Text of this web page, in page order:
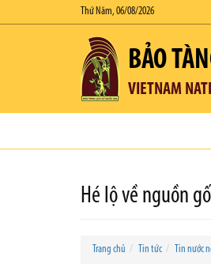
Thứ Năm, 06/08/2026
BẢO
VIETNAM
Hé lộ về nguồn
Trang chủ Tin tức Tin nước